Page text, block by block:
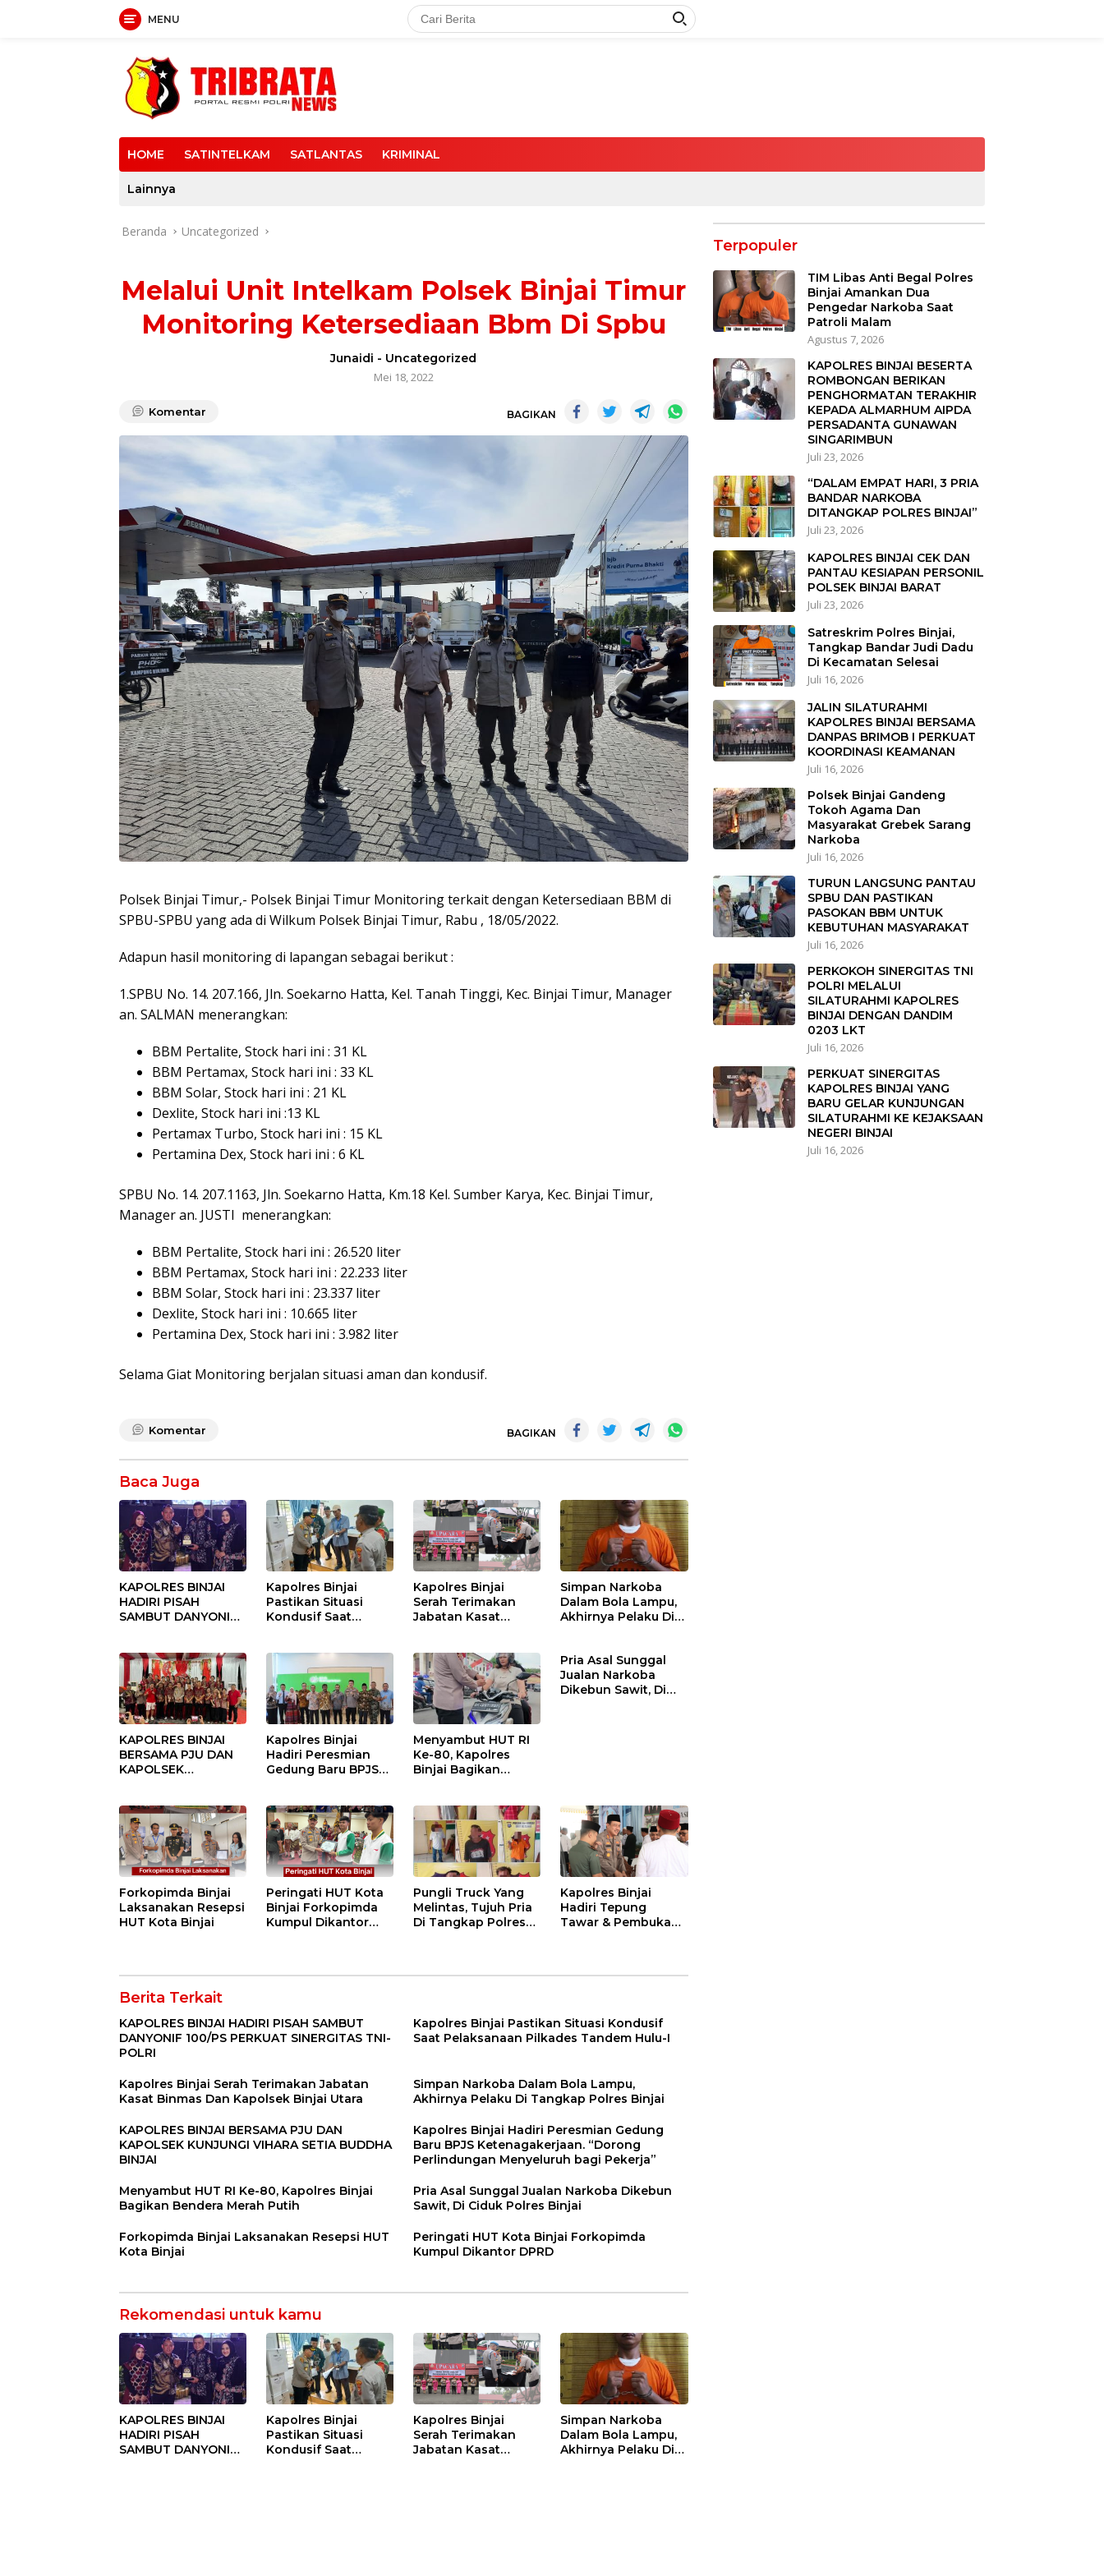
MENU
HOME SATINTELKAM SATLANTAS KRIMINAL
Lainnya
Beranda Uncategorized
Melalui Unit Intelkam Polsek Binjai Timur
Monitoring Ketersediaan Bbm Di Spbu
Junaidi - Uncategorized
Mei 18, 2022
Komentar BAGIKAN
Polsek Binjai Timur,- Polsek Binjai Timur Monitoring terkait dengan Ketersediaan BBM di
SPBU-SPBU yang ada di Wilkum Polsek Binjai Timur, Rabu , 18/05/2022.
Adapun hasil monitoring di lapangan sebagai berikut :
1.SPBU No. 14. 207.166, Jln. Soekarno Hatta, Kel. Tanah Tinggi, Kec. Binjai Timur, Manager
an. SALMAN menerangkan:
BBM Pertalite, Stock hari ini : 31 KL
BBM Pertamax, Stock hari ini : 33 KL
BBM Solar, Stock hari ini : 21 KL
Dexlite, Stock hari ini :13 KL
Pertamax Turbo, Stock hari ini : 15 KL
Pertamina Dex, Stock hari ini : 6 KL
SPBU No. 14. 207.1163, Jln. Soekarno Hatta, Km.18 Kel. Sumber Karya, Kec. Binjai Timur,
Manager an. JUSTI menerangkan:
BBM Pertalite, Stock hari ini : 26.520 liter
BBM Pertamax, Stock hari ini : 22.233 liter
BBM Solar, Stock hari ini : 23.337 liter
Dexlite, Stock hari ini : 10.665 liter
Pertamina Dex, Stock hari ini : 3.982 liter
Selama Giat Monitoring berjalan situasi aman dan kondusif.
Komentar BAGIKAN
Baca Juga
KAPOLRES BINJAI
HADIRI PISAH
SAMBUT DANYONIF
POLRI
Kapolres Binjai
Pastikan Situasi
Kondusif Saat
Kapolres Binjai
Serah Terimakan
Jabatan Kasat
Utara
Simpan Narkoba
Dalam Bola Lampu,
Akhirnya Pelaku Di
KAPOLRES BINJAI
BERSAMA PJU DAN
KAPOLSEK
BINJAI
Kapolres Binjai
Hadiri Peresmian
Gedung Baru BPJS
Perlindungan
Menyeluruh bagi
Pekerja”
Menyambut HUT RI
Ke-80, Kapolres
Binjai Bagikan
Pria Asal Sunggal
Jualan Narkoba
Dikebun Sawit, Di
Forkopimda Binjai
Laksanakan Resepsi
HUT Kota Binjai
Peringati HUT Kota
Binjai Forkopimda
Kumpul Dikantor
Pungli Truck Yang
Melintas, Tujuh Pria
Di Tangkap Polres
Kapolres Binjai
Hadiri Tepung
Tawar & Pembukaan
Berita Terkait
KAPOLRES BINJAI HADIRI PISAH SAMBUT
DANYONIF 100/PS PERKUAT SINERGITAS TNI-
POLRI
Kapolres Binjai Pastikan Situasi Kondusif
Saat Pelaksanaan Pilkades Tandem Hulu-I
Kapolres Binjai Serah Terimakan Jabatan
Kasat Binmas Dan Kapolsek Binjai Utara
Simpan Narkoba Dalam Bola Lampu,
Akhirnya Pelaku Di Tangkap Polres Binjai
KAPOLRES BINJAI BERSAMA PJU DAN
KAPOLSEK KUNJUNGI VIHARA SETIA BUDDHA
BINJAI
Kapolres Binjai Hadiri Peresmian Gedung
Baru BPJS Ketenagakerjaan. “Dorong
Perlindungan Menyeluruh bagi Pekerja”
Menyambut HUT RI Ke-80, Kapolres Binjai
Bagikan Bendera Merah Putih
Pria Asal Sunggal Jualan Narkoba Dikebun
Sawit, Di Ciduk Polres Binjai
Forkopimda Binjai Laksanakan Resepsi HUT
Kota Binjai
Peringati HUT Kota Binjai Forkopimda
Kumpul Dikantor DPRD
Rekomendasi untuk kamu
KAPOLRES BINJAI
HADIRI PISAH
SAMBUT DANYONIF
Kapolres Binjai
Pastikan Situasi
Kondusif Saat
Kapolres Binjai
Serah Terimakan
Jabatan Kasat
Simpan Narkoba
Dalam Bola Lampu,
Akhirnya Pelaku Di
Terpopuler
TIM Libas Anti Begal Polres
Binjai Amankan Dua
Pengedar Narkoba Saat
Patroli Malam
Agustus 7, 2026
KAPOLRES BINJAI BESERTA
ROMBONGAN BERIKAN
PENGHORMATAN TERAKHIR
KEPADA ALMARHUM AIPDA
PERSADANTA GUNAWAN
SINGARIMBUN
Juli 23, 2026
“DALAM EMPAT HARI, 3 PRIA
BANDAR NARKOBA
DITANGKAP POLRES BINJAI”
Juli 23, 2026
KAPOLRES BINJAI CEK DAN
PANTAU KESIAPAN PERSONIL
POLSEK BINJAI BARAT
Juli 23, 2026
Satreskrim Polres Binjai,
Tangkap Bandar Judi Dadu
Di Kecamatan Selesai
Juli 16, 2026
JALIN SILATURAHMI
KAPOLRES BINJAI BERSAMA
DANPAS BRIMOB I PERKUAT
KOORDINASI KEAMANAN
Juli 16, 2026
Polsek Binjai Gandeng
Tokoh Agama Dan
Masyarakat Grebek Sarang
Narkoba
Juli 16, 2026
TURUN LANGSUNG PANTAU
SPBU DAN PASTIKAN
PASOKAN BBM UNTUK
KEBUTUHAN MASYARAKAT
Juli 16, 2026
PERKOKOH SINERGITAS TNI
POLRI MELALUI
SILATURAHMI KAPOLRES
BINJAI DENGAN DANDIM
0203 LKT
Juli 16, 2026
PERKUAT SINERGITAS
KAPOLRES BINJAI YANG
BARU GELAR KUNJUNGAN
SILATURAHMI KE KEJAKSAAN
NEGERI BINJAI
Juli 16, 2026